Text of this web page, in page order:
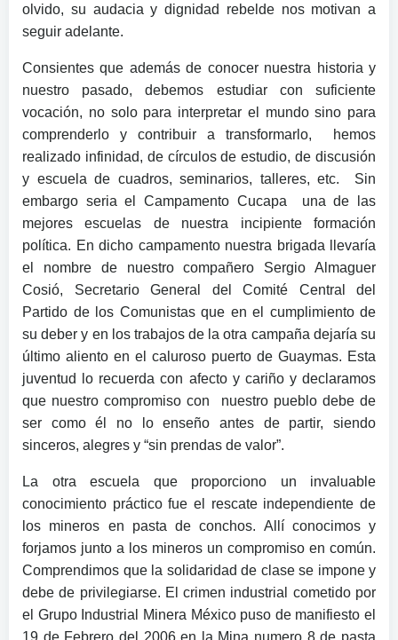
olvido, su audacia y dignidad rebelde nos motivan a
seguir adelante.
Consientes que además de conocer nuestra historia y
nuestro pasado, debemos estudiar con suficiente
vocación, no solo para interpretar el mundo sino para
comprenderlo y contribuir a transformarlo, hemos
realizado infinidad, de círculos de estudio, de discusión
y escuela de cuadros, seminarios, talleres, etc. Sin
embargo seria el Campamento Cucapa una de las
mejores escuelas de nuestra incipiente formación
política. En dicho campamento nuestra brigada llevaría
el nombre de nuestro compañero Sergio Almaguer
Cosió, Secretario General del Comité Central del
Partido de los Comunistas que en el cumplimiento de
su deber y en los trabajos de la otra campaña dejaría su
último aliento en el caluroso puerto de Guaymas. Esta
juventud lo recuerda con afecto y cariño y declaramos
que nuestro compromiso con nuestro pueblo debe de
ser como él no lo enseño antes de partir, siendo
sinceros, alegres y “sin prendas de valor”.
La otra escuela que proporciono un invaluable
conocimiento práctico fue el rescate independiente de
los mineros en pasta de conchos. Allí conocimos y
forjamos junto a los mineros un compromiso en común.
Comprendimos que la solidaridad de clase se impone y
debe de privilegiarse. El crimen industrial cometido por
el Grupo Industrial Minera México puso de manifiesto el